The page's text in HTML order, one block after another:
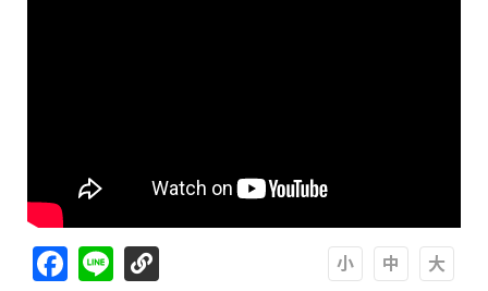
Facebook
Line